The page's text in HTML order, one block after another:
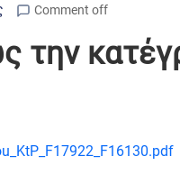
Comment off
την